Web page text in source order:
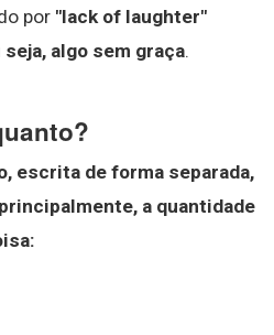
por "lack of laughter"
algo sem graça.
escrita de forma separada,
a quantidade